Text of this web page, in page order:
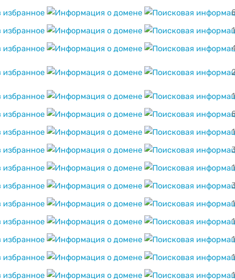
1
1
1
1
1
1
1
1
1